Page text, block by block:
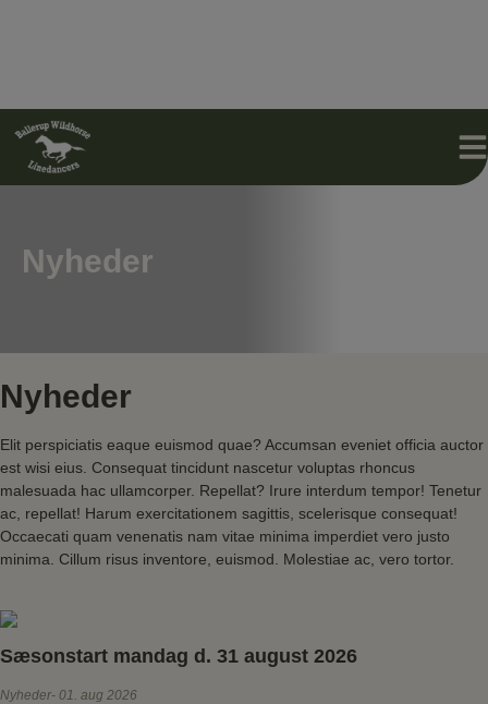
Nyheder
Nyheder
Elit perspiciatis eaque euismod quae? Accumsan eveniet officia auctor
est wisi eius. Consequat tincidunt nascetur voluptas rhoncus
malesuada hac ullamcorper. Repellat? Irure interdum tempor! Tenetur
ac, repellat! Harum exercitationem sagittis, scelerisque consequat!
Occaecati quam venenatis nam vitae minima imperdiet vero justo
minima. Cillum risus inventore, euismod. Molestiae ac, vero tortor.
Sæsonstart mandag d. 31 august 2026
Nyheder 01. aug 2026